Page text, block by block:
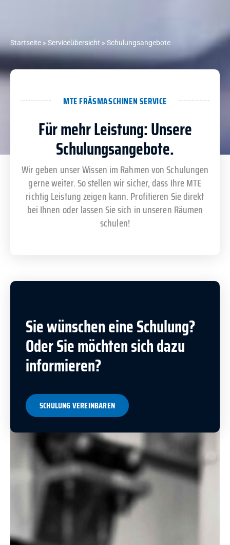
Startseite » Serviceübersicht » Schulungsangebote
MTE FRÄSMASCHINEN SERVICE
Für mehr Leistung: Unsere
Schulungsangebote.
Wir geben unser Wissen im Rahmen von Schulungen
gerne weiter. So stellen wir sicher, dass Ihre MTE
richtig Leistung zeigen kann. Profitieren Sie direkt
bei Ihnen oder lassen Sie sich in unseren Räumen
schulen!
Sie wünschen eine Schulung?
Oder Sie möchten sich dazu
informieren?
SCHULUNG VEREINBAREN